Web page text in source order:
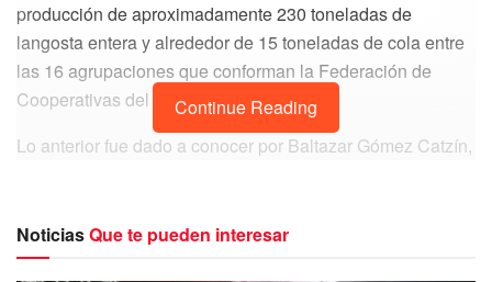
producción de aproximadamente 230 toneladas de
langosta entera y alrededor de 15 toneladas de cola entre
las 16 agrupaciones que conforman la Federación de
Cooperativas del Estado.
Lo anterior fue dado a conocer por Baltazar Gómez Catzín,
cooperativas del Pueblo Mágico lograron recabar
aproximadamente 30 toneladas de langosta entera y unas
Continue Reading
NoticiasQue te pueden interesar